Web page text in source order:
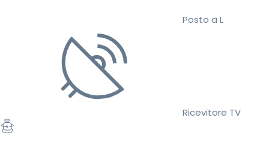
Posto a L
Ricevitore TV